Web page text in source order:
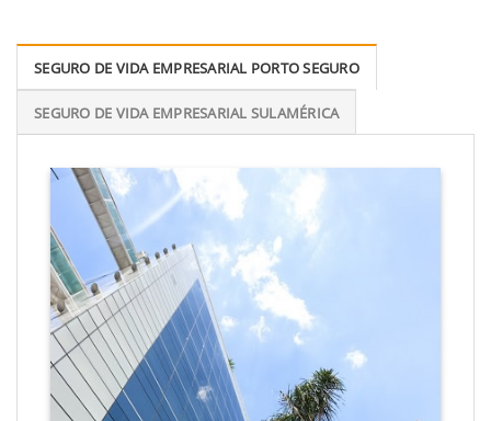
SEGURO DE VIDA EMPRESARIAL PORTO SEGURO
SEGURO DE VIDA EMPRESARIAL SULAMÉRICA